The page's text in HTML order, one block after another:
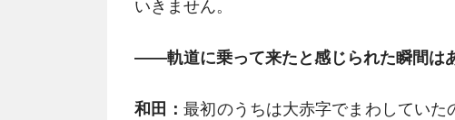
いきません。
――軌道に乗って来たと感じられた瞬間は
和田：最初のうちは大赤字でまわしていた